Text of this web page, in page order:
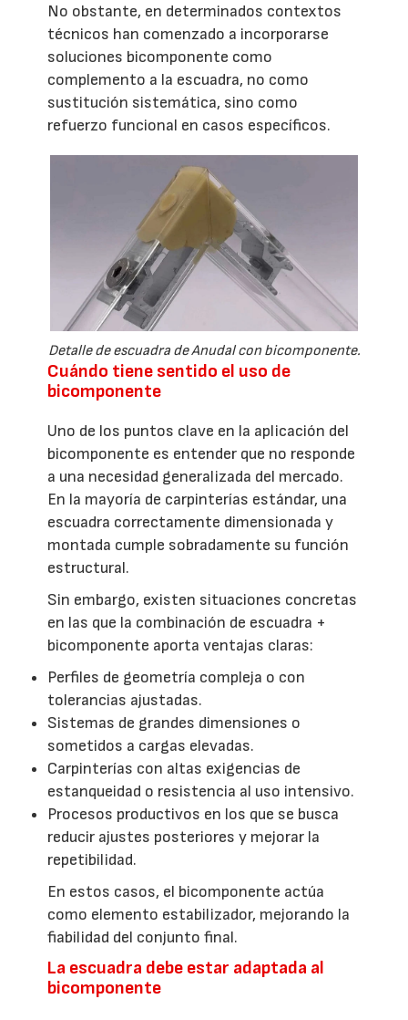
No obstante, en determinados contextos
técnicos han comenzado a incorporarse
soluciones bicomponente como
complemento a la escuadra, no como
sustitución sistemática, sino como
refuerzo funcional en casos específicos.
Detalle de escuadra de Anudal con bicomponente.
Cuándo tiene sentido el uso de
bicomponente
Uno de los puntos clave en la aplicación del
bicomponente es entender que no responde
a una necesidad generalizada del mercado.
En la mayoría de carpinterías estándar, una
escuadra correctamente dimensionada y
montada cumple sobradamente su función
estructural.
Sin embargo, existen situaciones concretas
en las que la combinación de escuadra +
bicomponente aporta ventajas claras:
Perfiles de geometría compleja o con
tolerancias ajustadas.
Sistemas de grandes dimensiones o
sometidos a cargas elevadas.
Carpinterías con altas exigencias de
estanqueidad o resistencia al uso intensivo.
Procesos productivos en los que se busca
reducir ajustes posteriores y mejorar la
repetibilidad.
En estos casos, el bicomponente actúa
como elemento estabilizador, mejorando la
fiabilidad del conjunto final.
La escuadra debe estar adaptada al
bicomponente